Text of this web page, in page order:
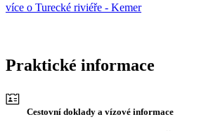
více o Turecké riviéře - Kemer
Praktické informace
Cestovní doklady a vízové informace